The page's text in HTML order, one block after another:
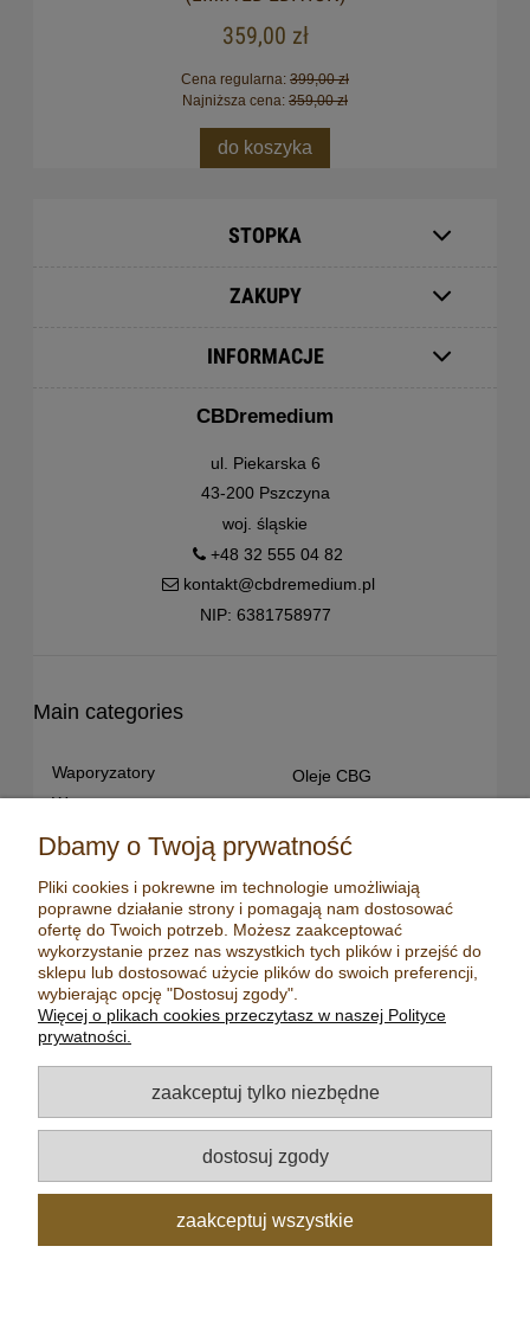
359,00 zł
Cena regularna: 399,00 zł
Najniższa cena: 359,00 zł
do koszyka
STOPKA
ZAKUPY
INFORMACJE
CBDremedium
ul. Piekarska 6
43-200 Pszczyna
woj. śląskie
+48 32 555 04 82
kontakt@cbdremedium.pl
NIP: 6381758977
Main categories
Waporyzatory
Waporyzatory
Waporyzatory manualne
Waporyzatory
stacjonarne
Premium vaporizers
Waporyzatory
konwekcyjne
Zestawy z
waporyzatorem
Oleje CBD 5%
Oleje CBG
Susz konopny
CBD dla zwierząt
Młynki/ Grindery
Zapalniczki
Maści konopne
Mydła konopne
Aromatyzery
Olejki eteryczne
Herbaty
Dbamy o Twoją prywatność
Pliki cookies i pokrewne im technologie umożliwiają
poprawne działanie strony i pomagają nam dostosować
ofertę do Twoich potrzeb. Możesz zaakceptować
wykorzystanie przez nas wszystkich tych plików i przejść do
sklepu lub dostosować użycie plików do swoich preferencji,
wybierając opcję "Dostosuj zgody".
Więcej o plikach cookies przeczytasz w naszej Polityce
prywatności.
zaakceptuj tylko niezbędne
dostosuj zgody
zaakceptuj wszystkie